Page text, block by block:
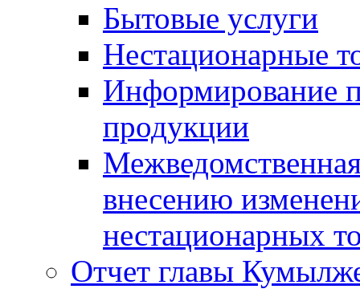
Бытовые услуги
Нестационарные
Информирование
продукции
внесению
нестационарных
Отчет главы